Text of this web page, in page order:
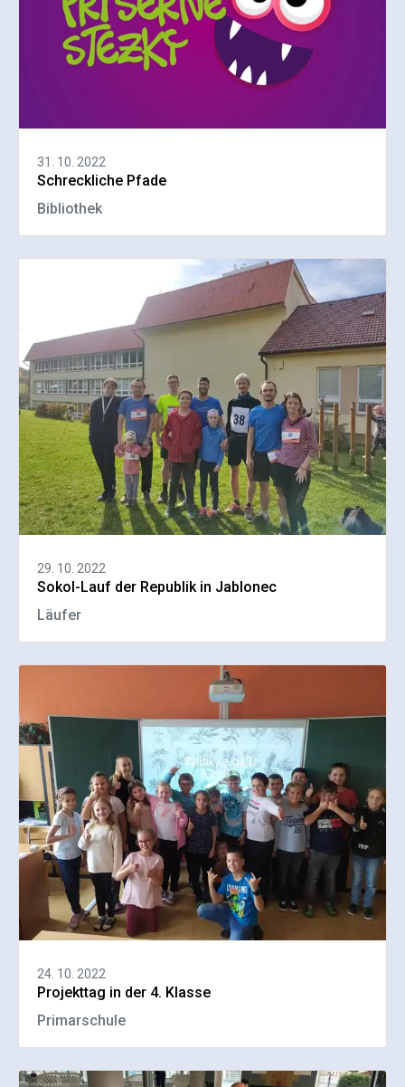
31. 10. 2022
Schreckliche Pfade
Bibliothek
29. 10. 2022
Sokol-Lauf der Republik in Jablonec
Läufer
24. 10. 2022
Projekttag in der 4. Klasse
Primarschule